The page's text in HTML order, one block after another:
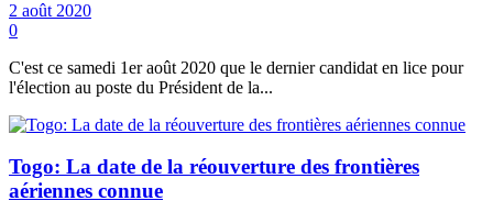
2 août 2020
0
C'est ce samedi 1er août 2020 que le dernier candidat en lice pour
l'élection au poste du Président de la...
Togo: La date de la réouverture des frontières
aériennes connue